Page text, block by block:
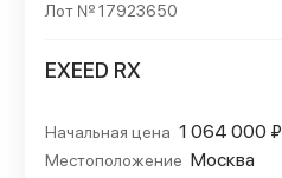
Лот № 17923650
EXEED RX
Начальная цена 1 064 000 ₽
Местоположение Москва